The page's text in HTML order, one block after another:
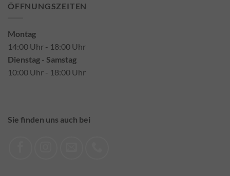
ÖFFNUNGSZEITEN
Montag
14:00 Uhr - 18:00 Uhr
Dienstag - Samstag
10:00 Uhr - 18:00 Uhr
Sie finden uns auch bei